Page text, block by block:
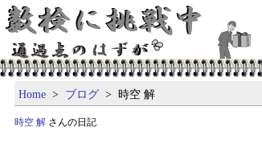
Home > ブログ > 時空 解
時空 解 さんの日記